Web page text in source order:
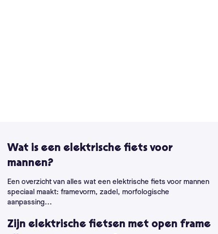
Wat is een elektrische fiets voor
mannen?
Een overzicht van alles wat een elektrische fiets voor mannen
speciaal maakt: framevorm, zadel, morfologische
aanpassing...
Zijn elektrische fietsen met open frame